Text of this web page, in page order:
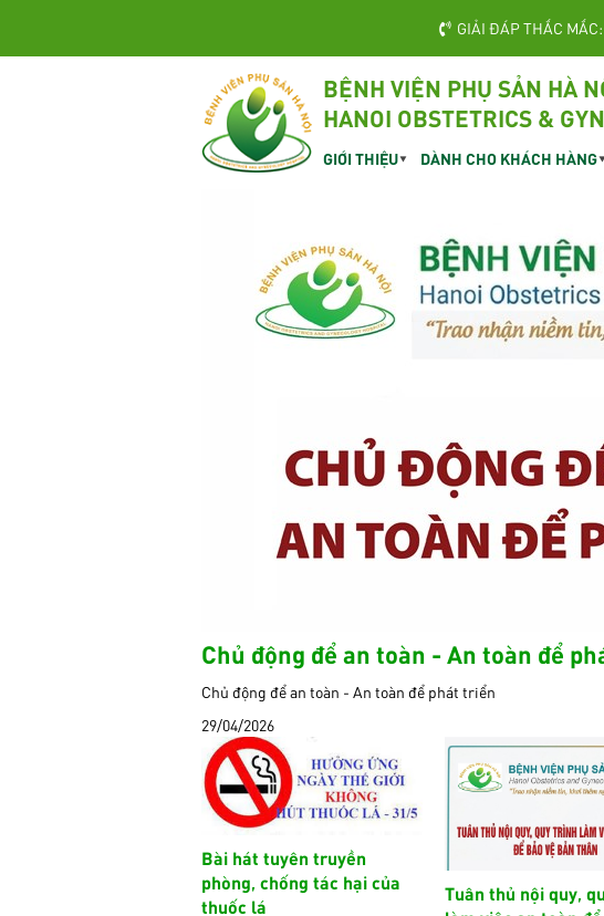
GIẢI ĐÁP THẮC
BỆNH VIỆN PHỤ SẢN HÀ
HANOI OBSTETRICS &
GIỚI THIỆU DÀNH CHO KHÁCH HÀNG
Chủ động để an toàn - An toàn để
Chủ động để an toàn - An toàn để phát triển
29/04/2026
Bài hát tuyên truyền
phòng, chống tác hại của
thuốc lá
Tuân thủ nội quy,